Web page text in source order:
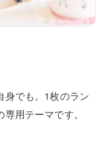
身でも。1枚のラン
用テーマです。